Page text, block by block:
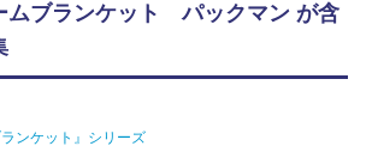
ムブランケット パックマン が含
ンケット』シリーズ